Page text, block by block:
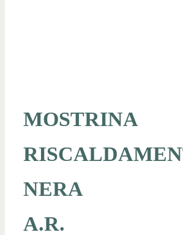
MOSTRINA
NERA
A.R.